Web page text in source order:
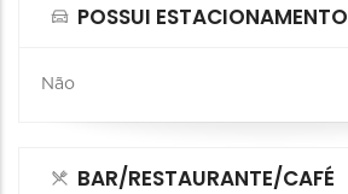
POSSUI ESTACIONAMENTO
Não
BAR/RESTAURANTE/CAFÉ